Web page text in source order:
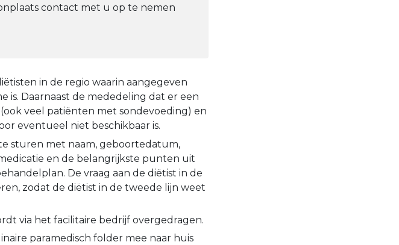
contact met u op te nemen
in de regio waarin aangegeven
is. Daarnaast de mededeling dat er een
veel patiënten met sondevoeding) en
eventueel niet beschikbaar is.
sturen met naam, geboortedatum,
en de belangrijkste punten uit
De vraag aan de diëtist in de
zodat de diëtist in de tweede lijn weet
via het facilitaire bedrijf overgedragen.
paramedisch folder mee naar huis